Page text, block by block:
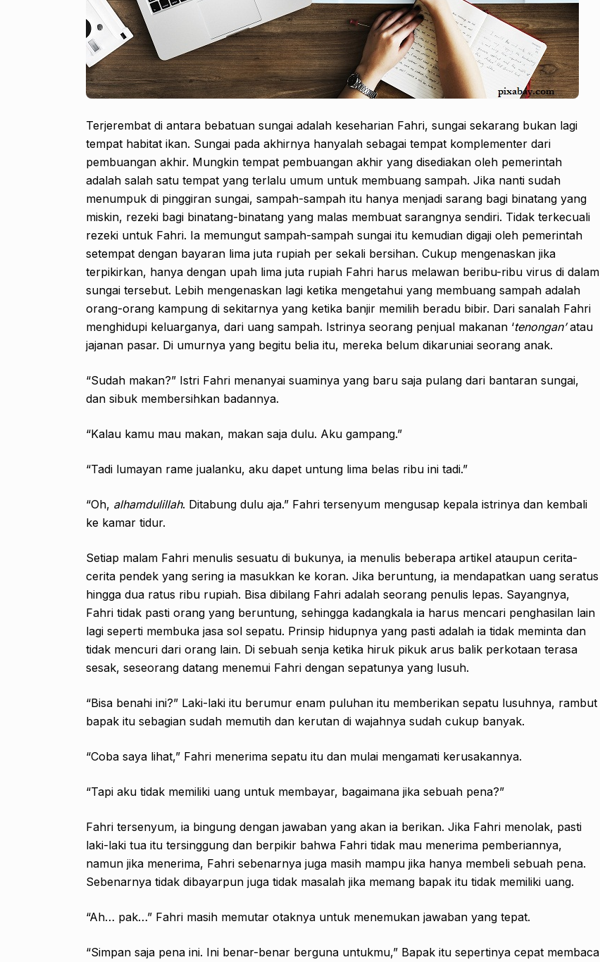
Terjerembat di antara bebatuan sungai adalah keseharian Fahri, sungai sekarang bukan lagi
tempat habitat ikan. Sungai pada akhirnya hanyalah sebagai tempat komplementer dari
pembuangan akhir. Mungkin tempat pembuangan akhir yang disediakan oleh pemerintah
adalah salah satu tempat yang terlalu umum untuk membuang sampah. Jika nanti sudah
menumpuk di pinggiran sungai, sampah-sampah itu hanya menjadi sarang bagi binatang yang
miskin, rezeki bagi binatang-binatang yang malas membuat sarangnya sendiri. Tidak terkecuali
rezeki untuk Fahri. Ia memungut sampah-sampah sungai itu kemudian digaji oleh pemerintah
setempat dengan bayaran lima juta rupiah per sekali bersihan. Cukup mengenaskan jika
terpikirkan, hanya dengan upah lima juta rupiah Fahri harus melawan beribu-ribu virus di dalam
sungai tersebut. Lebih mengenaskan lagi ketika mengetahui yang membuang sampah adalah
orang-orang kampung di sekitarnya yang ketika banjir memilih beradu bibir. Dari sanalah Fahri
menghidupi keluarganya, dari uang sampah. Istrinya seorang penjual makanan ‘tenongan’atau
jajanan pasar. Di umurnya yang begitu belia itu, mereka belum dikaruniai seorang anak.
“Sudah makan?” Istri Fahri menanyai suaminya yang baru saja pulang dari bantaran sungai,
dan sibuk membersihkan badannya.
“Kalau kamu mau makan, makan saja dulu. Aku gampang.”
“Tadi lumayan rame jualanku, aku dapet untung lima belas ribu ini tadi.”
“Oh, alhamdulillah. Ditabung dulu aja.” Fahri tersenyum mengusap kepala istrinya dan kembali
ke kamar tidur.
Setiap malam Fahri menulis sesuatu di bukunya, ia menulis beberapa artikel ataupun cerita-
cerita pendek yang sering ia masukkan ke koran. Jika beruntung, ia mendapatkan uang seratus
hingga dua ratus ribu rupiah. Bisa dibilang Fahri adalah seorang penulis lepas. Sayangnya,
Fahri tidak pasti orang yang beruntung, sehingga kadangkala ia harus mencari penghasilan lain
lagi seperti membuka jasa sol sepatu. Prinsip hidupnya yang pasti adalah ia tidak meminta dan
tidak mencuri dari orang lain. Di sebuah senja ketika hiruk pikuk arus balik perkotaan terasa
sesak, seseorang datang menemui Fahri dengan sepatunya yang lusuh.
“Bisa benahi ini?” Laki-laki itu berumur enam puluhan itu memberikan sepatu lusuhnya, rambut
bapak itu sebagian sudah memutih dan kerutan di wajahnya sudah cukup banyak.
“Coba saya lihat,” Fahri menerima sepatu itu dan mulai mengamati kerusakannya.
“Tapi aku tidak memiliki uang untuk membayar, bagaimana jika sebuah pena?”
Fahri tersenyum, ia bingung dengan jawaban yang akan ia berikan. Jika Fahri menolak, pasti
laki-laki tua itu tersinggung dan berpikir bahwa Fahri tidak mau menerima pemberiannya,
namun jika menerima, Fahri sebenarnya juga masih mampu jika hanya membeli sebuah pena.
Sebenarnya tidak dibayarpun juga tidak masalah jika memang bapak itu tidak memiliki uang.
“Ah… pak…” Fahri masih memutar otaknya untuk menemukan jawaban yang tepat.
“Simpan saja pena ini. Ini benar-benar berguna untukmu,” Bapak itu sepertinya cepat membaca